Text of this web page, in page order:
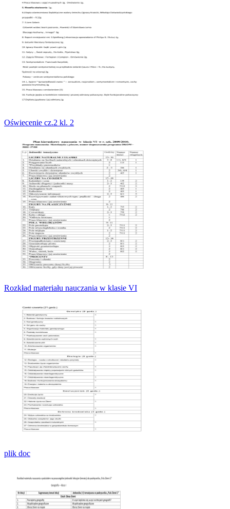
Oświecenie cz.2 kl. 2
Rozkład materiału nauczania w klasie VI
plik doc